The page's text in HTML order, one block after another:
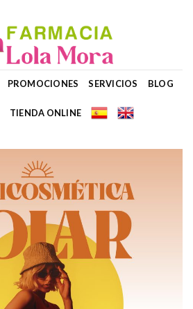
PROMOCIONES SERVICIOS BLOG
TIENDA ONLINE